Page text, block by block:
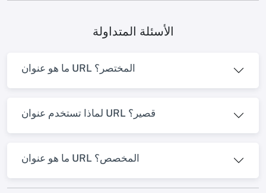
الأسئلة المتداولة
ما هو عنوان URL المختصر؟
لماذا تستخدم عنوان URL قصير؟
ما هو عنوان URL المخصص؟